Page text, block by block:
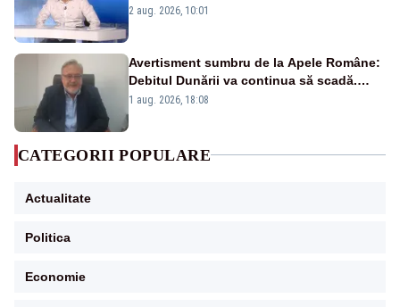
catastrofă pentru bănci și fondurile de
2 aug. 2026, 10:01
Avertisment sumbru de la Apele Române:
Debitul Dunării va continua să scadă.
Cernavodă s-ar putea închide în 4 zile
1 aug. 2026, 18:08
CATEGORII POPULARE
Actualitate
Politica
Economie